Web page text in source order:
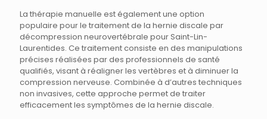
La thérapie manuelle est également une option
populaire pour le traitement de la hernie discale par
décompression neurovertébrale pour Saint-Lin-
Laurentides. Ce traitement consiste en des manipulations
précises réalisées par des professionnels de santé
qualifiés, visant à réaligner les vertèbres et à diminuer la
compression nerveuse. Combinée à d’autres techniques
non invasives, cette approche permet de traiter
efficacement les symptômes de la hernie discale.